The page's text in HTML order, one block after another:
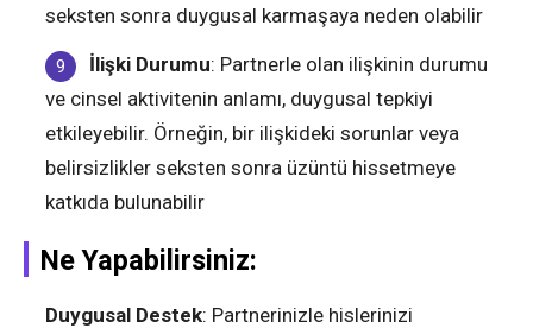
seksten sonra duygusal karmaşaya neden olabilir​
İlişki Durumu: Partnerle olan ilişkinin durumu
ve cinsel aktivitenin anlamı, duygusal tepkiyi
etkileyebilir. Örneğin, bir ilişkideki sorunlar veya
belirsizlikler seksten sonra üzüntü hissetmeye
katkıda bulunabilir​
Ne Yapabilirsiniz:
Duygusal Destek: Partnerinizle hislerinizi